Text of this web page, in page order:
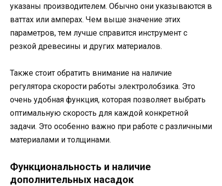
указаны производителем. Обычно они указываются в
ваттах или амперах. Чем выше значение этих
параметров, тем лучше справится инструмент с
резкой древесины и других материалов.
Также стоит обратить внимание на наличие
регулятора скорости работы электролобзика. Это
очень удобная функция, которая позволяет выбрать
оптимальную скорость для каждой конкретной
задачи. Это особенно важно при работе с различными
материалами и толщинами.
Функциональность и наличие
дополнительных насадок